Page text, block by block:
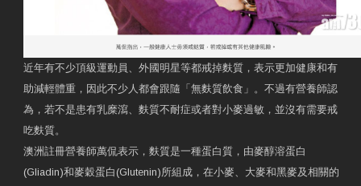
近年有不少頂級運動員、外國明星等都戒掉麩質，表示更加健康和有
助減輕體重，因此不少人都會跟隨「無麩質飲食」。不過有營養師認
為，若不是患有乳糜瀉、麩質不耐症或者對小麥過敏，並沒有需要戒
吃麩質。
澳洲註冊營養師萬侃表示，麩質是一種蛋白質，由麥醇溶蛋白
(Gliadin)和麥穀蛋白(Glutenin)所組成，在小麥、大麥和黑麥及相關的